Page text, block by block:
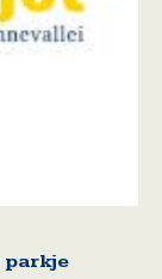
parkje